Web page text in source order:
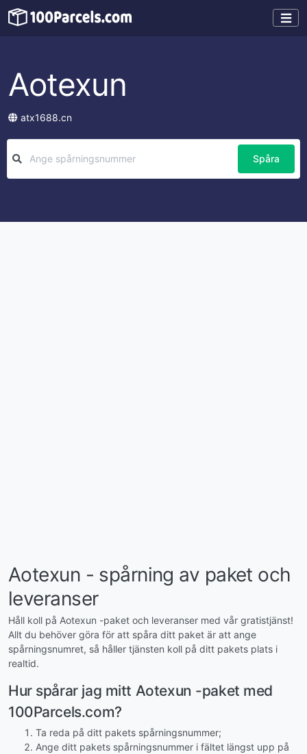
Aotexun
atx1688.cn
Spåra
Aotexun - spårning av paket och
leveranser
Håll koll på Aotexun -paket och leveranser med vår gratistjänst!
Allt du behöver göra för att spåra ditt paket är att ange
spårningsnumret, så håller tjänsten koll på ditt pakets plats i
realtid.
Hur spårar jag mitt Aotexun -paket med
100Parcels.com?
Ta reda på ditt pakets spårningsnummer;
Ange ditt pakets spårningsnummer i fältet längst upp på